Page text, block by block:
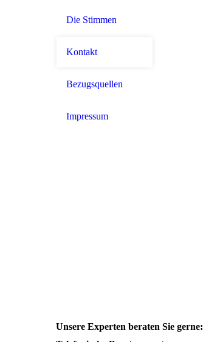
Die Stimmen
Kontakt
Bezugsquellen
Impressum
Unsere Experten beraten Sie gerne: